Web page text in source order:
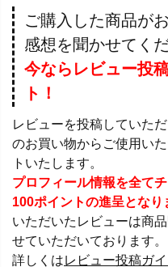
ご購入した商品が
感想を聞かせてく
今ならレビュー投
ト！
レビューを投稿していた
のお買い物からご使用い
トいたします。
プロフィール情報を全て
100ポイントの進呈となり
いただいたレビューは商
せていただいております。
詳しくはレビュー投稿ガ